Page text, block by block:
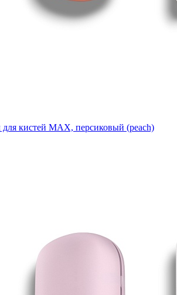
кистей МАХ, персиковый (peach)